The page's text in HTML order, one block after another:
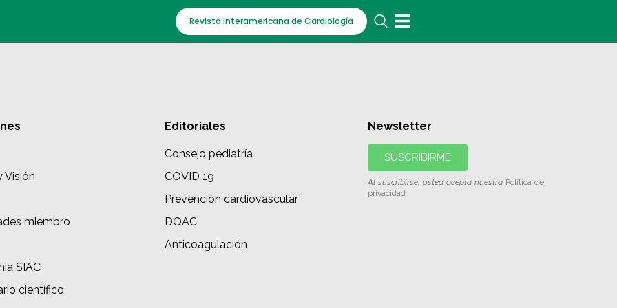
Revista Interamericana de Cardiología
Visión
miembro
SIAC
científico
Editoriales
Consejo pediatría
COVID 19
Prevención cardiovascular
DOAC
Anticoagulación
Newsletter
SUSCRIBIRME
Al suscribirse, usted acepta nuestra Política de
privacidad